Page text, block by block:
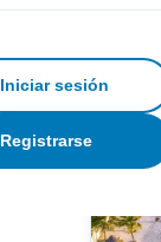
Iniciar sesión
Registrarse
2
2 playas